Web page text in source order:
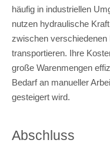
häufig in industriellen
nutzen hydraulische
zwischen verschiedenen
transportieren. Ihre
große Warenmengen
Bedarf an manueller
gesteigert wird.
Abschluss